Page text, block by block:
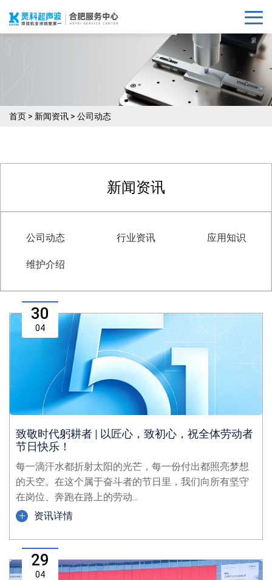
首页 > 新闻资讯 > 公司动态
新闻资讯
公司动态 行业资讯 应用知识
维护介绍
30
04
致敬时代躬耕者 | 以匠心，致初心，祝全体劳动者
节日快乐！
每一滴汗水都折射太阳的光芒，每一份付出都照亮梦想
的天空。在这个属于奋斗者的节日里，我们向所有坚守
在岗位、奔跑在路上的劳动...
资讯详情
29
04